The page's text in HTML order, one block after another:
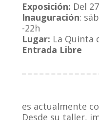
Exposición: Del
Inauguración:
-22h
Lugar: La Quinta
Entrada Libre
es actualmente
Desde su taller,